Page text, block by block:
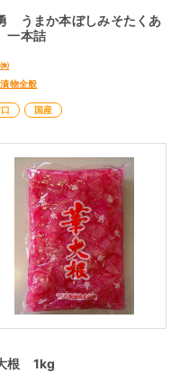
うまか本ぼしみそたくあ
本詰
物全般
国産
根 1kg